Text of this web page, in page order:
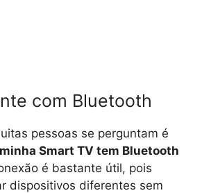
com Bluetooth
pessoas se perguntam é
Smart TV tem Bluetooth
é bastante útil, pois
dispositivos diferentes sem